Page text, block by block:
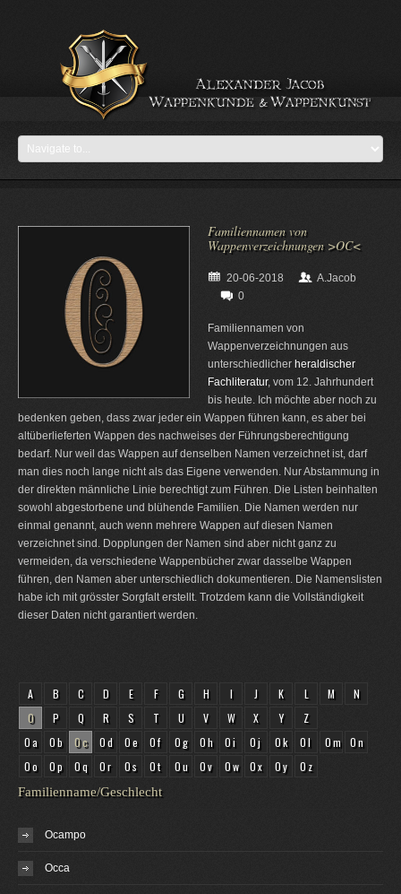
Familiennamen von
Wappenverzeichnungen >OC<
20-06-2018
A.Jacob
0
Familiennamen von
Wappenverzeichnungen aus
unterschiedlicher heraldischer
Fachliteratur, vom 12. Jahrhundert
bis heute. Ich möchte aber noch zu
bedenken geben, dass zwar jeder ein Wappen führen kann, es aber bei
altüberlieferten Wappen des nachweises der Führungsberechtigung
bedarf. Nur weil das Wappen auf denselben Namen verzeichnet ist, darf
man dies noch lange nicht als das Eigene verwenden. Nur Abstammung in
der direkten männliche Linie berechtigt zum Führen. Die Listen beinhalten
sowohl abgestorbene und blühende Familien. Die Namen werden nur
einmal genannt, auch wenn mehrere Wappen auf diesen Namen
verzeichnet sind. Dopplungen der Namen sind aber nicht ganz zu
vermeiden, da verschiedene Wappenbücher zwar dasselbe Wappen
führen, den Namen aber unterschiedlich dokumentieren. Die Namenslisten
habe ich mit grösster Sorgfalt erstellt. Trotzdem kann die Vollständigkeit
dieser Daten nicht garantiert werden.
A B C D E F G H I J K L M
N
O
P Q R S T U V W X Y
Z
Oa
Ob Oc Od Oe Of Og Oh Oi Oj Ok Ol Om On
Oo
Op Oq Or Os Ot Ou Ov Ow Ox Oy Oz
Familienname/Geschlecht
Ocampo
Occa